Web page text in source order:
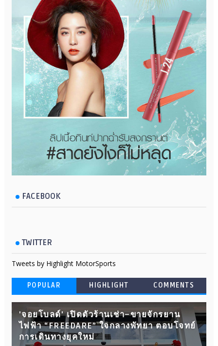
FACEBOOK
TWITTER
Tweets by Highlight MotorSports
POPULAR HIGHLIGHT COMMENTS
'จอยโบลด์' เปิดตัวร้านเช่า–ขายจักรยาน
ไฟฟ้า “FREEDARE” ใจกลางพัทยา ตอบโจทย์
การเดินทางยุคใหม่